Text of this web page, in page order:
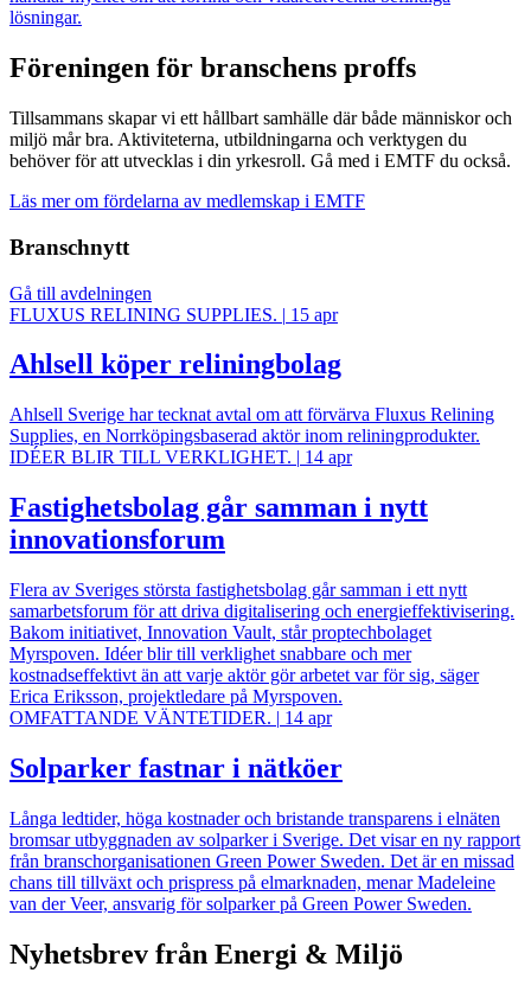
lösningar.
Föreningen för branschens proffs
Tillsammans skapar vi ett hållbart samhälle där både människor och
miljö mår bra. Aktiviteterna, utbildningarna och verktygen du
behöver för att utvecklas i din yrkesroll. Gå med i EMTF du också.
Läs mer om fördelarna av medlemskap i EMTF
Branschnytt
Gå till avdelningen
FLUXUS RELINING SUPPLIES. | 15 apr
Ahlsell köper reliningbolag
Ahlsell Sverige har tecknat avtal om att förvärva Fluxus Relining
Supplies, en Norrköpingsbaserad aktör inom reliningprodukter.
IDÉER BLIR TILL VERKLIGHET. | 14 apr
Fastighetsbolag går samman i nytt
innovationsforum
Flera av Sveriges största fastighetsbolag går samman i ett nytt
samarbetsforum för att driva digitalisering och energieffektivisering.
Bakom initiativet, Innovation Vault, står proptechbolaget
Myrspoven. Idéer blir till verklighet snabbare och mer
kostnadseffektivt än att varje aktör gör arbetet var för sig, säger
Erica Eriksson, projektledare på Myrspoven.
OMFATTANDE VÄNTETIDER. | 14 apr
Solparker fastnar i nätköer
Långa ledtider, höga kostnader och bristande transparens i elnäten
bromsar utbyggnaden av solparker i Sverige. Det visar en ny rapport
från branschorganisationen Green Power Sweden. Det är en missad
chans till tillväxt och prispress på elmarknaden, menar Madeleine
van der Veer, ansvarig för solparker på Green Power Sweden.
Nyhetsbrev från Energi & Miljö